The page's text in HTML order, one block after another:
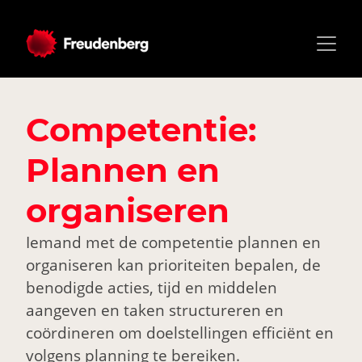
Competentie:
Plannen en
organiseren
Iemand met de competentie plannen en
organiseren kan prioriteiten bepalen, de
benodigde acties, tijd en middelen
aangeven en taken structureren en
coördineren om doelstellingen efficiënt en
volgens planning te bereiken.